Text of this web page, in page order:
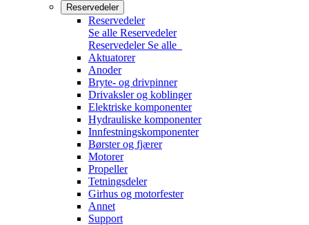
Reservedeler
Reservedeler
Se alle Reservedeler
Reservedeler Se alle
Aktuatorer
Anoder
Bryte- og drivpinner
Drivaksler og koblinger
Elektriske komponenter
Hydrauliske komponenter
Innfestningskomponenter
Børster og fjærer
Motorer
Propeller
Tetningsdeler
Girhus og motorfester
Annet
Support